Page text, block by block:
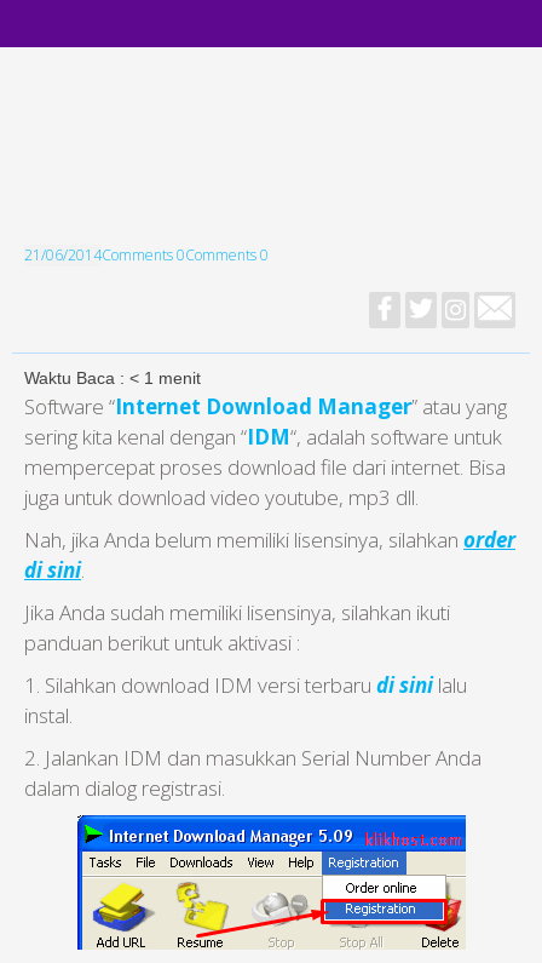
21/06/2014Comments 0Comments 0
Waktu Baca : < 1 menit
Software “Internet Download Manager” atau yang
sering kita kenal dengan “IDM“, adalah software untuk
mempercepat proses download file dari internet. Bisa
juga untuk download video youtube, mp3 dll.
Nah, jika Anda belum memiliki lisensinya, silahkan order
di sini.
Jika Anda sudah memiliki lisensinya, silahkan ikuti
panduan berikut untuk aktivasi :
1. Silahkan download IDM versi terbaru di sinilalu
instal.
2. Jalankan IDM dan masukkan Serial Number Anda
dalam dialog registrasi.